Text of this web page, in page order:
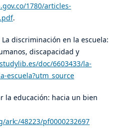
1780/articles-
.
La discriminación en la escuela:
discapacidad y
doc/6603433/la-
escuela?utm_source
la educación: hacia un bien
ark:/48223/pf0000232697